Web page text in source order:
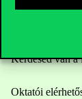
Kérdésed van a
Oktatói